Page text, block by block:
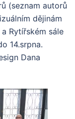
(seznam autorů
dějinám
Rytířském sále
14.srpna.
Dana